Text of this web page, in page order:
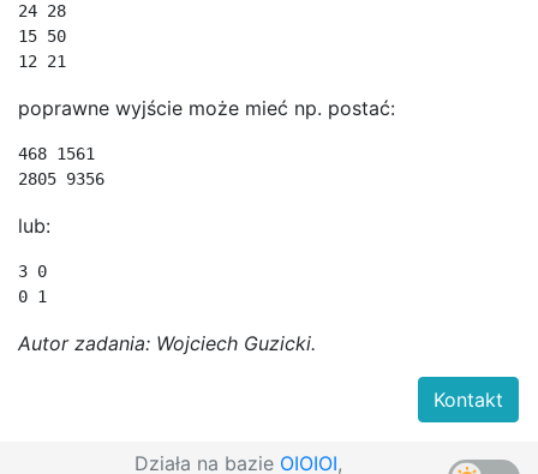
24 28
15 50
12 21
poprawne wyjście może mieć np. postać:
468 1561
2805 9356
lub:
3 0
0 1
Autor zadania: Wojciech Guzicki.
Działa na bazie OIOIOI,
Kontakt